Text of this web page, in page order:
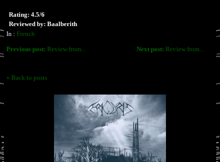
Rating: 4.5/6
Reviewed by: Baalberith
In : French
Next post: Review from...
Previous post: Review from...
« Back to posts